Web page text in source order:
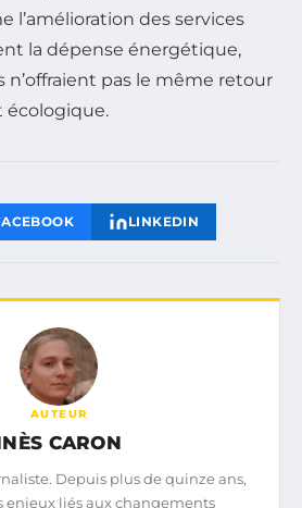
l’amélioration des services
la dépense énergétique,
n’offraient pas le même retour
écologique.
LINKEDIN
AUTEUR
CARON
Depuis plus de quinze ans,
enjeux liés aux changements